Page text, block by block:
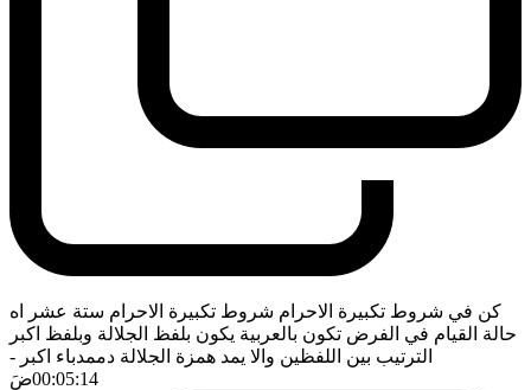
كن في شروط تكبيرة الاحرام شروط تكبيرة الاحرام ستة عشر اه
حالة القيام في الفرض تكون بالعربية يكون بلفظ الجلالة وبلفظ اكبر
الترتيب بين اللفظين والا يمد همزة الجلالة دممدباء اكبر -
00:05:14ضَ